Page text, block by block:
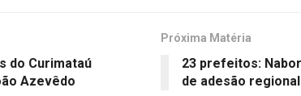
do Curimataú
Azevêdo
Próxima Matéria
23 prefeitos:
de adesão